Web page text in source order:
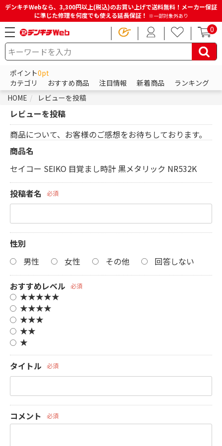
デンキチWebなら、3,300円以上(税込)のお買い上げで送料無料！メーカー保証
に準じた修理を何度でも使える延長保証！ ※一部対象外あり
0
ポイント0pt
カテゴリ
おすすめ商品 注目情報 新着商品
ランキング
HOME
レビューを投稿
レビューを投稿
商品について、お客様のご感想をお待ちしております。
商品名
セイコー SEIKO 目覚まし時計 黒メタリック NR532K
投稿者名 必須
性別
男性
女性 その他 回答しない
おすすめレベル 必須
★★★★★
★★★★
★★★
★★
★
タイトル
必須
コメント 必須